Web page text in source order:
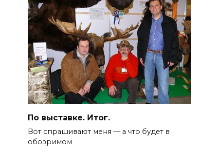
По выставке. Итог.
Вот спрашивают меня — а что будет в
обозримом